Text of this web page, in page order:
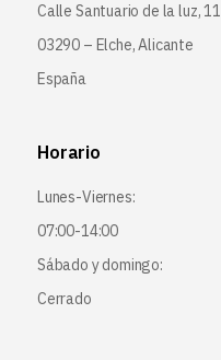
Calle Santuario de la luz, 11
03290 – Elche, Alicante
España
Horario
Lunes-Viernes:
07:00-14:00
Sábado y domingo:
Cerrado